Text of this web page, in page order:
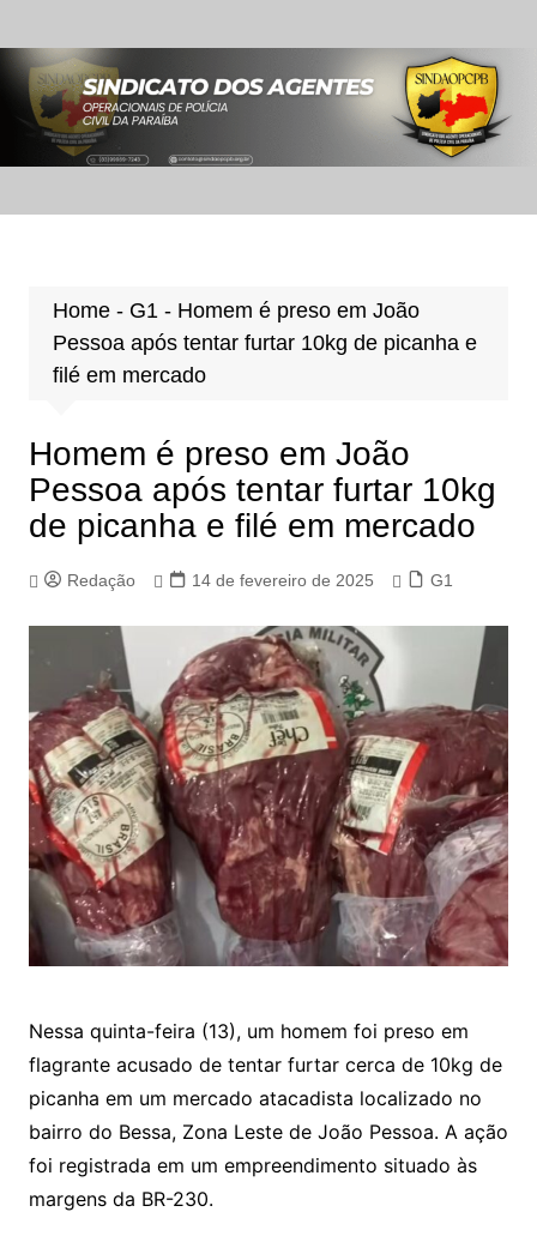
para
conteúdo
Home- G1 - Homem é preso em João
Pessoa após tentar furtar 10kg de picanha e
filé em mercado
Homem é preso em João
Pessoa após tentar furtar 10kg
de picanha e filé em mercado
Redação 14 de fevereiro de 2025 G1
Nessa quinta-feira (13), um homem foi preso em
flagrante acusado de tentar furtar cerca de 10kg de
picanha em um mercado atacadista localizado no
bairro do Bessa, Zona Leste de João Pessoa. A ação
foi registrada em um empreendimento situado às
margens da BR-230.